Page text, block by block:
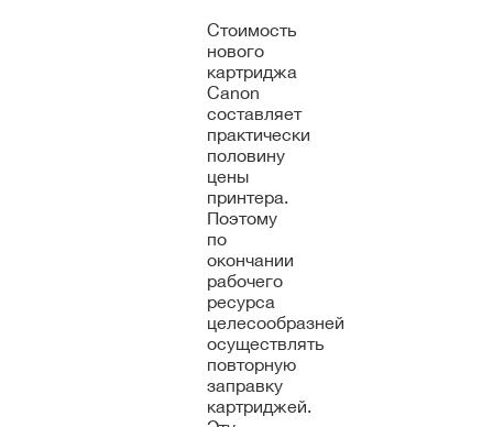
Стоимость
нового
картриджа
Canon
составляет
практически
половину
цены
принтера.
Поэтому
по
окончании
рабочего
ресурса
целесообразней
осуществлять
повторную
заправку
картриджей.